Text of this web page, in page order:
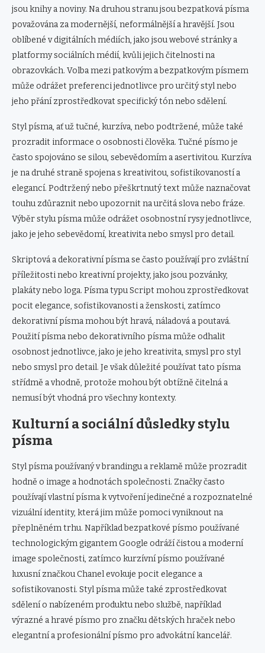
jsou knihy a noviny. Na druhou stranu jsou bezpatková písma
považována za modernější, neformálnější a hravější. Jsou
oblíbené v digitálních médiích, jako jsou webové stránky a
platformy sociálních médií, kvůli jejich čitelnosti na
obrazovkách. Volba mezi patkovým a bezpatkovým písmem
může odrážet preferenci jednotlivce pro určitý styl nebo
jeho přání zprostředkovat specifický tón nebo sdělení.
Styl písma, ať už tučné, kurzíva, nebo podtržené, může také
prozradit informace o osobnosti člověka. Tučné písmo je
často spojováno se silou, sebevědomím a asertivitou. Kurzíva
je na druhé straně spojena s kreativitou, sofistikovaností a
elegancí. Podtržený nebo přeškrtnutý text může naznačovat
touhu zdůraznit nebo upozornit na určitá slova nebo fráze.
Výběr stylu písma může odrážet osobnostní rysy jednotlivce,
jako je jeho sebevědomí, kreativita nebo smysl pro detail.
Skriptová a dekorativní písma se často používají pro zvláštní
příležitosti nebo kreativní projekty, jako jsou pozvánky,
plakáty nebo loga. Písma typu Script mohou zprostředkovat
pocit elegance, sofistikovanosti a ženskosti, zatímco
dekorativní písma mohou být hravá, náladová a poutavá.
Použití písma nebo dekorativního písma může odhalit
osobnost jednotlivce, jako je jeho kreativita, smysl pro styl
nebo smysl pro detail. Je však důležité používat tato písma
střídmě a vhodně, protože mohou být obtížně čitelná a
nemusí být vhodná pro všechny kontexty.
Kulturní a sociální důsledky stylu
písma
Styl písma používaný v brandingu a reklamě může prozradit
hodně o image a hodnotách společnosti. Značky často
používají vlastní písma k vytvoření jedinečné a rozpoznatelné
vizuální identity, která jim může pomoci vyniknout na
přeplněném trhu. Například bezpatkové písmo používané
technologickým gigantem Google odráží čistou a moderní
image společnosti, zatímco kurzívní písmo používané
luxusní značkou Chanel evokuje pocit elegance a
sofistikovanosti. Styl písma může také zprostředkovat
sdělení o nabízeném produktu nebo službě, například
výrazné a hravé písmo pro značku dětských hraček nebo
elegantní a profesionální písmo pro advokátní kancelář.